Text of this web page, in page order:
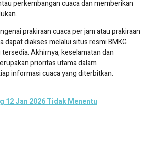
perkembangan cuaca dan memberikan
prakiraan cuaca per jam atau prakiraan
dapat diakses melalui situs resmi BMKG
Akhirnya, keselamatan dan
prioritas utama dalam
informasi cuaca yang diterbitkan.
12 Jan 2026 Tidak Menentu